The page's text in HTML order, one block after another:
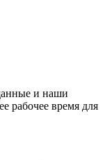
и наши
рабочее время для